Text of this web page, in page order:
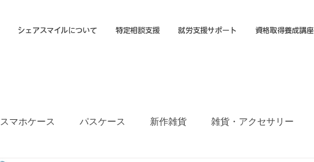
シェアスマイルについて 特定相談支援 就労支援サポート 資格取得養成講座
スマホケース パスケース 新作雑貨 雑貨・アクセサリー